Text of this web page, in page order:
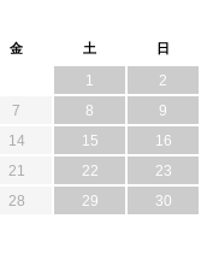
金 土 日
1
2
7 8
9
14 15
16
21 22
23
28 29
30